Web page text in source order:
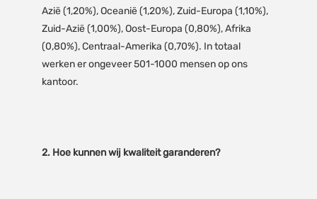
Azië (1,20%), Oceanië (1,20%), Zuid-Europa (1,10%),
Zuid-Azië (1,00%), Oost-Europa (0,80%), Afrika
(0,80%), Centraal-Amerika (0,70%). In totaal
werken er ongeveer 501-1000 mensen op ons
2. Hoe kunnen wij kwaliteit garanderen?